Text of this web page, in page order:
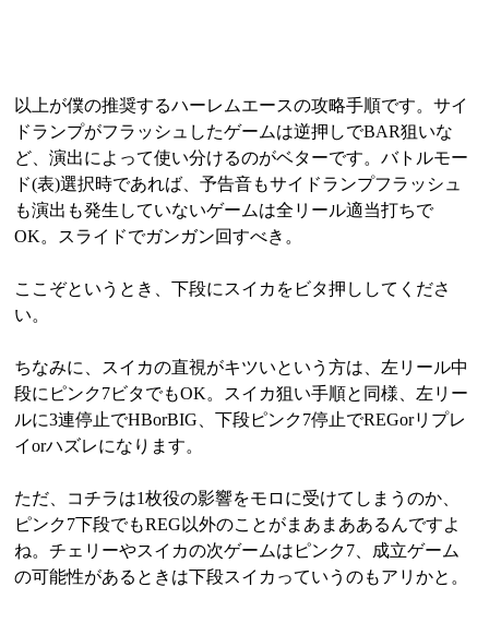
以上が僕の推奨するハーレムエースの攻略手順です。サイ
ドランプがフラッシュしたゲームは逆押しでBAR狙いな
ど、演出によって使い分けるのがベターです。バトルモー
ド(表)選択時であれば、予告音もサイドランプフラッシュ
も演出も発生していないゲームは全リール適当打ちで
OK。スライドでガンガン回すべき。
ここぞというとき、下段にスイカをビタ押ししてくださ
い。
ちなみに、スイカの直視がキツいという方は、左リール中
段にピンク7ビタでもOK。スイカ狙い手順と同様、左リー
ルに3連停止でHBorBIG、下段ピンク7停止でREGorリプレ
イorハズレになります。
ただ、コチラは1枚役の影響をモロに受けてしまうのか、
ピンク7下段でもREG以外のことがまあまああるんですよ
ね。チェリーやスイカの次ゲームはピンク7、成立ゲーム
の可能性があるときは下段スイカっていうのもアリかと。